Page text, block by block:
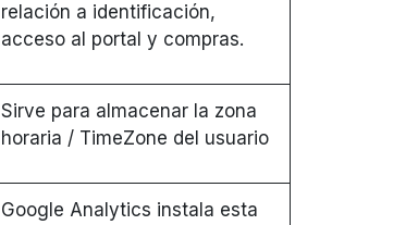
relación a identificación,
acceso al portal y compras.
Sirve para almacenar la zona
horaria / TimeZone del usuario
Google Analytics instala esta